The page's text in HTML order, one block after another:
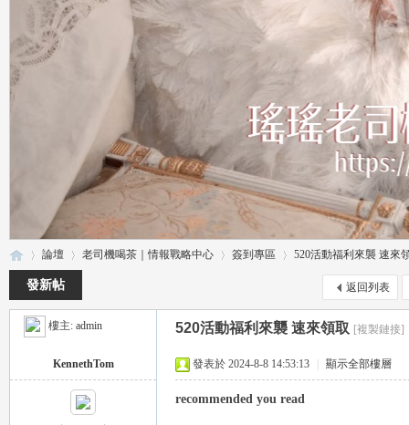
»
論壇
›
老司機喝茶｜情報戰略中心
›
簽到專區
›
520活動福利來襲 速來
返回列表
發新帖
樓主: admin 520活動福利來襲 速來領取 [複製鏈接]
KennethTom 發表於 2024-8-8 14:53:13 顯示全部樓層
recommended you read